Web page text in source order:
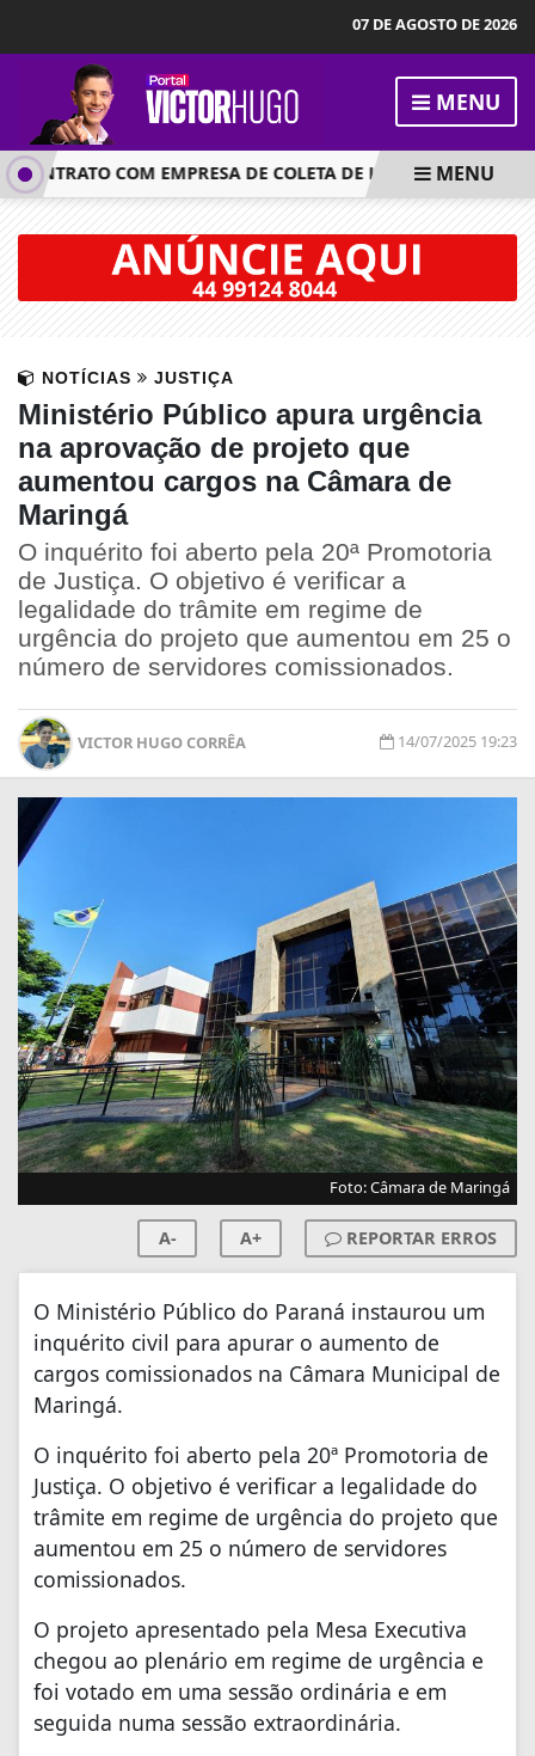
07 DE AGOSTO DE 2026
MENU
COM EMPRESA DE COLETA DE LIXO APÓS FALHAS
MENU
NOTÍCIAS JUSTIÇA
Ministério Público apura urgência
na aprovação de projeto que
aumentou cargos na Câmara de
Maringá
O inquérito foi aberto pela 20ª Promotoria
de Justiça. O objetivo é verificar a
legalidade do trâmite em regime de
urgência do projeto que aumentou em 25 o
número de servidores comissionados.
VICTOR HUGO CORRÊA 14/07/2025 19:23
Foto: Câmara de Maringá
A- A+ REPORTAR ERROS
O Ministério Público do Paraná instaurou um
inquérito civil para apurar o aumento de
cargos comissionados na Câmara Municipal de
Maringá.
O inquérito foi aberto pela 20ª Promotoria de
Justiça. O objetivo é verificar a legalidade do
trâmite em regime de urgência do projeto que
aumentou em 25 o número de servidores
comissionados.
O projeto apresentado pela Mesa Executiva
chegou ao plenário em regime de urgência e
foi votado em uma sessão ordinária e em
seguida numa sessão extraordinária.